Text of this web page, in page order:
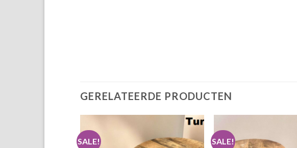
GERELATEERDE PRODUCTEN
SALE! SALE!